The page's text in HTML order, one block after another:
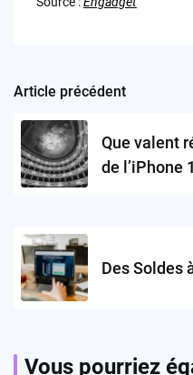
Post
navigation
Article précédent
Que valent
de l’iPhone
Des Soldes
Vous pourriez